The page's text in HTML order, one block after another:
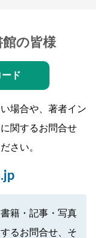
の皆様
ド
場合や、著者イン
関するお問合せ
さい。
籍・記事・写真
るお問合せ、そ